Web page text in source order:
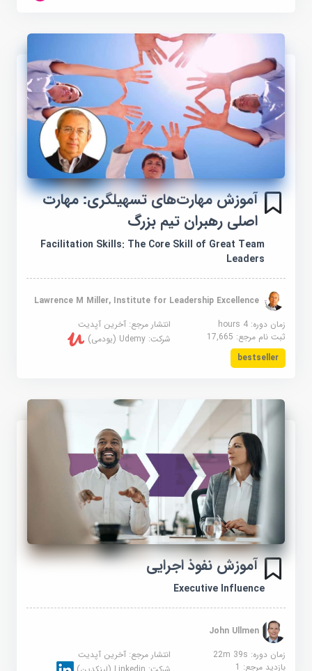
آموزش مهارت‌های تسهیلگری: مهارت
اصلی رهبران تیم بزرگ
Facilitation Skills: The Core Skill of Great Team
Leaders
Lawrence M Miller, Institute for Leadership Excellence
زمان دوره: 4 hours
انتشار مرجع:آخرین آپدیت
ثبت نام مرجع:17,665 شرکت:Udemy (یودمی)
bestseller
آموزش نفوذ اجرایی
Executive Influence
John Ullmen
زمان دوره: 22m 39s
انتشار مرجع:آخرین آپدیت
بازدید مرجع:1